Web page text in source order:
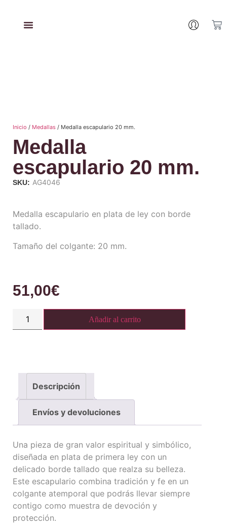
Inicio / Medallas / Medalla escapulario 20 mm.
Medalla
escapulario 20 mm.
SKU: AG4046
Medalla escapulario en plata de ley con borde
tallado.
Tamaño del colgante: 20 mm.
51,00€
Añadir al carrito
Descripción
Envíos y devoluciones
Una pieza de gran valor espiritual y simbólico,
diseñada en plata de primera ley con un
delicado borde tallado que realza su belleza.
Este escapulario combina tradición y fe en un
colgante atemporal que podrás llevar siempre
contigo como muestra de devoción y
protección.